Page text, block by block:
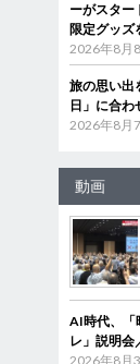
ーがスタ
限定グッズ
2026年8月
旅の思い
日」に合わ
2026年8月
動画
AI時代、
レ」説明会
2026年8月